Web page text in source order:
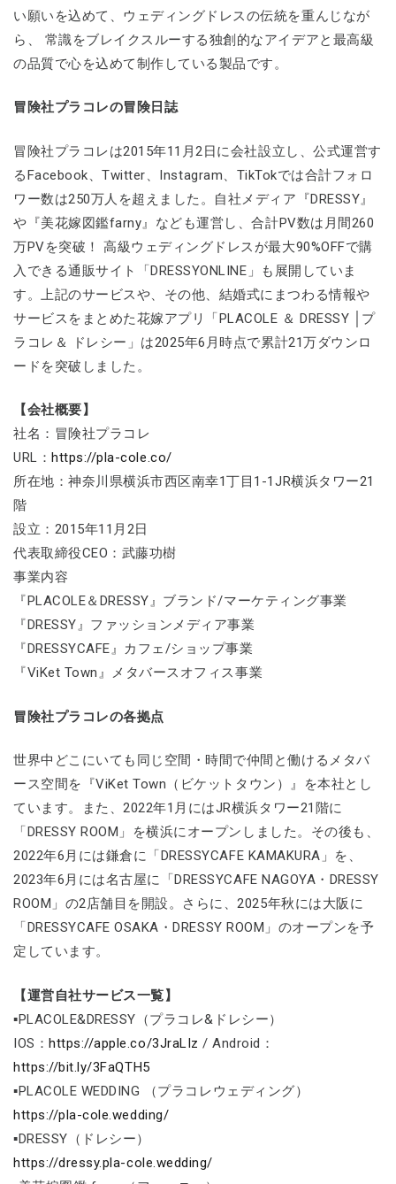
い願いを込めて、ウェディングドレスの伝統を重んじなが
ら、 常識をブレイクスルーする独創的なアイデアと最高級
の品質で心を込めて制作している製品です。
冒険社プラコレの冒険日誌
冒険社プラコレは2015年11月2日に会社設立し、公式運営す
るFacebook、Twitter、Instagram、TikTokでは合計フォロ
ワー数は250万人を超えました。自社メディア『DRESSY』
や『美花嫁図鑑farny』なども運営し、合計PV数は月間260
万PVを突破！ 高級ウェディングドレスが最大90%OFFで購
入できる通販サイト「DRESSYONLINE」も展開していま
す。上記のサービスや、その他、結婚式にまつわる情報や
サービスをまとめた花嫁アプリ「PLACOLE ＆ DRESSY │プ
ラコレ＆ ドレシー」は2025年6月時点で累計21万ダウンロ
ードを突破しました。
【会社概要】
社名：冒険社プラコレ
URL：https://pla-cole.co/
所在地：神奈川県横浜市西区南幸1丁目1-1JR横浜タワー21
階
設立：2015年11月2日
代表取締役CEO：武藤功樹
事業内容
『PLACOLE＆DRESSY』ブランド/マーケティング事業
『DRESSY』ファッションメディア事業
『DRESSYCAFE』カフェ/ショップ事業
『ViKet Town』メタバースオフィス事業
冒険社プラコレの各拠点
世界中どこにいても同じ空間・時間で仲間と働けるメタバ
ース空間を『ViKet Town（ビケットタウン）』を本社とし
ています。また、2022年1月にはJR横浜タワー21階に
「DRESSY ROOM」を横浜にオープンしました。その後も、
2022年6月には鎌倉に「DRESSYCAFE KAMAKURA」を、
2023年6月には名古屋に「DRESSYCAFE NAGOYA・DRESSY
ROOM」の2店舗目を開設。さらに、2025年秋には大阪に
「DRESSYCAFE OSAKA・DRESSY ROOM」のオープンを予
定しています。
【運営自社サービス一覧】
▪PLACOLE&DRESSY（プラコレ&ドレシー）
IOS：https://apple.co/3JraLIz / Android：
https://bit.ly/3FaQTH5
▪PLACOLE WEDDING （プラコレウェディング）
https://pla-cole.wedding/
▪DRESSY（ドレシー）
https://dressy.pla-cole.wedding/